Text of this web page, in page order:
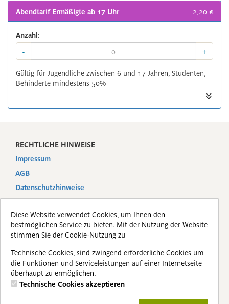
Abendtarif Ermäßigte ab 17 Uhr 2,20 €
Anzahl:
-
+
Gültig für Jugendliche zwischen 6 und 17 Jahren, Studenten,
Behinderte mindestens 50%
Ausweis ist mitzuführen
Rechtliche Hinweise
Impressum
AGB
Datenschutzhinweise
SERVICE
AGB
Datenschutz
Impressum
Diese Website verwendet Cookies, um Ihnen den
bestmöglichen Service zu bieten. Mit der Nutzung der Website
stimmen Sie der Cookie-Nutzung zu
Technische Cookies, sind zwingend erforderliche Cookies um
die Funktionen und Serviceleistungen auf einer Internetseite
überhaupt zu ermöglichen.
Technische Cookies akzeptieren